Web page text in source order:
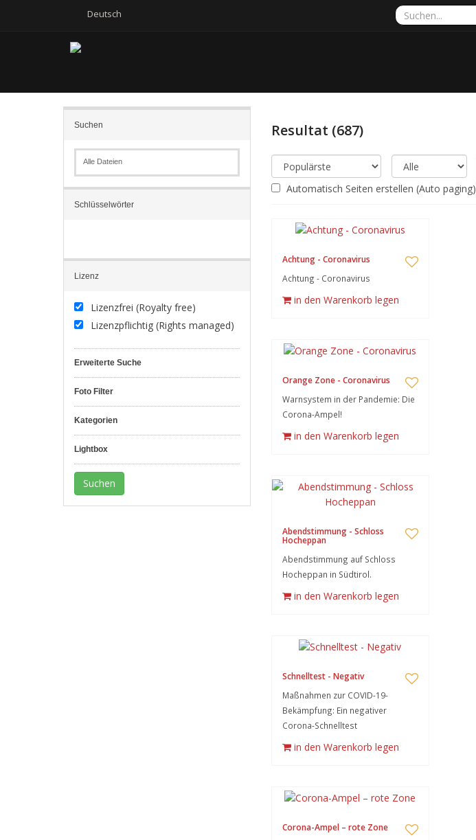
Deutsch
Suchen
Alle Dateien
Schlüsselwörter
Lizenz
Lizenzfrei (Royalty free)
Lizenzpflichtig (Rights managed)
Erweiterte Suche
Foto Filter
Kategorien
Lightbox
Resultat (687)
Automatisch Seiten erstellen (Auto paging)
Achtung - Coronavirus
Achtung - Coronavirus
in den Warenkorb legen
Orange Zone - Coronavirus
Warnsystem in der Pandemie: Die
Corona-Ampel!
in den Warenkorb legen
Abendstimmung - Schloss
Hocheppan
Abendstimmung auf Schloss
Hocheppan in Südtirol.
in den Warenkorb legen
Schnelltest - Negativ
Maßnahmen zur COVID-19-
Bekämpfung: Ein negativer
Corona-Schnelltest
in den Warenkorb legen
Corona-Ampel – rote Zone